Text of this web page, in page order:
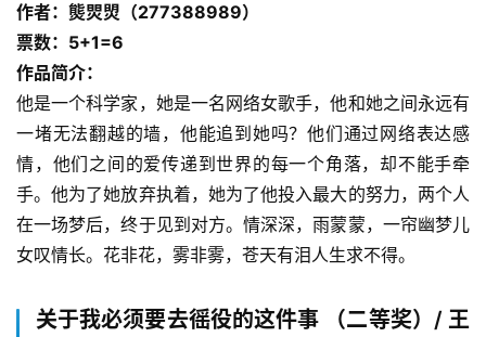
作者：熋焸焽（277388989）
票数：5+1=6
作品简介：
他是一个科学家，她是一名网络女歌手，他和她之间永远有
一堵无法翻越的墙，他能追到她吗？他们通过网络表达感
情，他们之间的爱传递到世界的每一个角落，却不能手牵
手。他为了她放弃执着，她为了他投入最大的努力，两个人
在一场梦后，终于见到对方。情深深，雨蒙蒙，一帘幽梦儿
女叹情长。花非花，雾非雾，苍天有泪人生求不得。
关于我必须要去徭役的这件事 （二等奖）/ 王